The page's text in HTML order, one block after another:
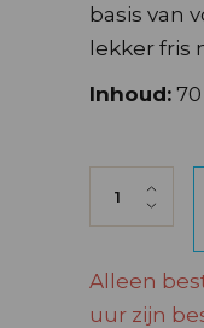
basis van
lekker fris
Inhoud:
Alleen
uur zijn